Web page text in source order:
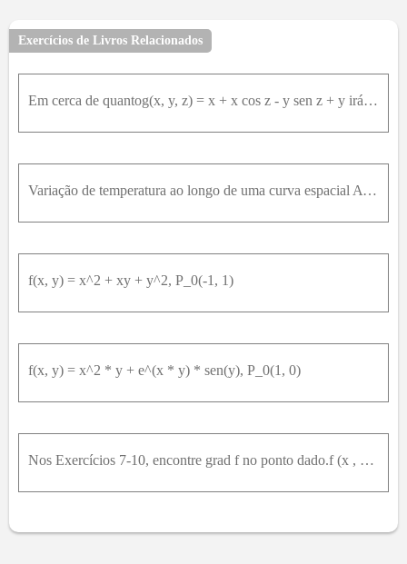
Exercícios de Livros Relacionados
Em cerca de quantog(x, y, z) = x + x cos z - y sen z + y irá variar se o ponto P(x, y, z) se mover de P0 (2,1,0) a uma distância de ds = 0,2 unidade na direção de P1(0,1,2)?
Variação de temperatura ao longo de uma curva espacial A temperatura em Celsius em uma região no espaço é dada por T(x, y, z) = 2x2 – xyz. Uma partícula está se movendo nessa região e sua posição no t
f(x, y) = x^2 + xy + y^2, P_0(-1, 1)
f(x, y) = x^2 * y + e^(x * y) * sen(y), P_0(1, 0)
Nos Exercícios 7-10, encontre grad f no ponto dado.f (x , y , z) = 2 z^3 - 3 (x^2 + y^2) z + tg^(- 1) x z , (1 , 1 , 1)